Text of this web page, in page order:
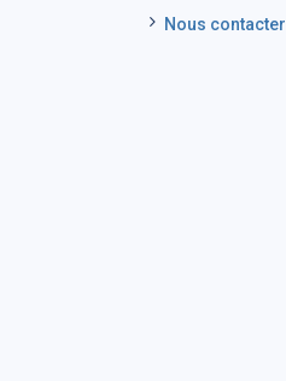
Nous contacter